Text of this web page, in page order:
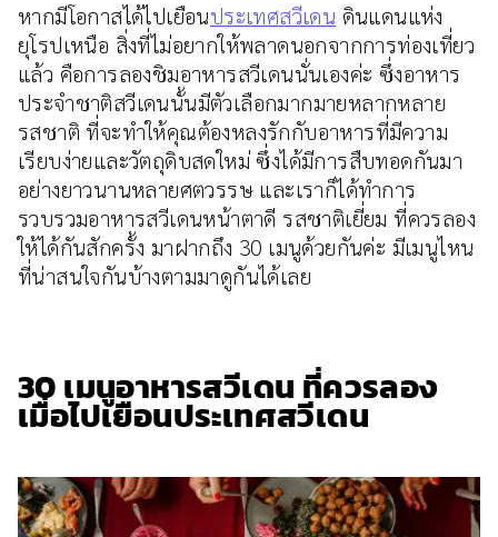
หากมีโอกาสได้ไปเยือนประเทศสวีเดน ดินแดนแห่ง
ยุโรปเหนือ สิ่งที่ไม่อยากให้พลาดนอกจากการท่องเที่ยว
แล้ว คือการลองชิมอาหารสวีเดนนั่นเองค่ะ ซึ่งอาหาร
ประจำชาติสวีเดนนั้นมีตัวเลือกมากมายหลากหลาย
รสชาติ ที่จะทำให้คุณต้องหลงรักกับอาหารที่มีความ
เรียบง่ายและวัตถุดิบสดใหม่ ซึ่งได้มีการสืบทอดกันมา
อย่างยาวนานหลายศตวรรษ และเราก็ได้ทำการ
รวบรวมอาหารสวีเดนหน้าตาดี รสชาติเยี่ยม ที่ควรลอง
ให้ได้กันสักครั้ง มาฝากถึง 30 เมนูด้วยกันค่ะ มีเมนูไหน
ที่น่าสนใจกันบ้างตามมาดูกันได้เลย
30 เมนูอาหารสวีเดน ที่ควรลอง
เมื่อไปเยือนประเทศสวีเดน